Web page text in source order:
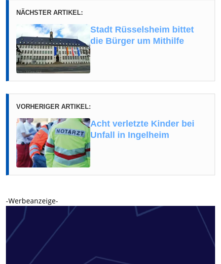
NÄCHSTER ARTIKEL:
Stadt Rüsselsheim bittet
die Bürger um Mithilfe
VORHERIGER ARTIKEL:
Acht verletzte Kinder bei
Unfall in Ingelheim
-Werbeanzeige-